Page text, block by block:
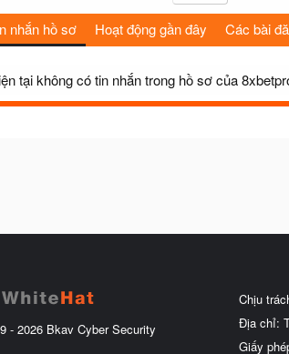
nhắn hồ sơ Hoạt động gần đây Các bài
tại không có tin nhắn trong hồ sơ của
- 2026 Bkav Cyber Security
Chịu
Địa chỉ:
Giấy